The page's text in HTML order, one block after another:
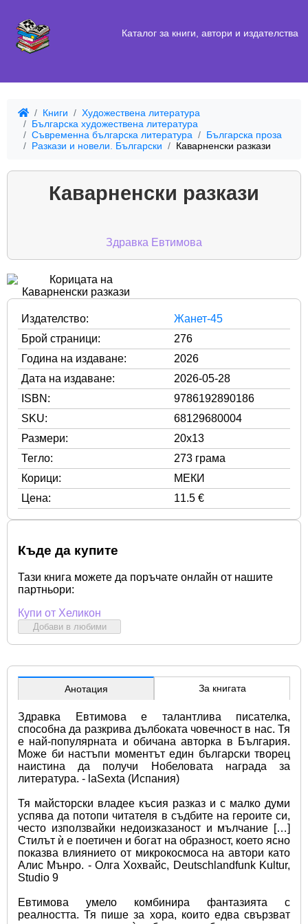
Каталог за книги, автори и издателства
Книги
Художествена литература
Българска художествена литература
Съвременна българска литература
Българска проза
Разкази и новели. Български
Каварненски разкази
Каварненски разкази
Здравка Евтимова
Издателство:
Жанет-45
Брой страници:
276
Година на издаване:
2026
Дата на издаване:
2026-05-28
ISBN:
9786192890186
SKU:
68129680004
Размери:
20x13
Тегло:
273 грама
Корици:
МЕКИ
Цена:
11.5 €
Къде да купите
Тази книга можете да поръчате онлайн от нашите
партньори:
Купи от Хеликон
Добави в любими
Анотация За книгата
Здравка Евтимова е талантлива писателка,
способна да разкрива дълбоката човечност в нас. Тя
е най-популярната и обичана авторка в България.
Може би настъпи моментът един български творец
наистина да получи Нобеловата награда за
литература. - laSexta (Испания)
Тя майсторски владее късия разказ и с малко думи
успява да потопи читателя в съдбите на героите си,
често използвайки недоизказаност и мълчание […]
Стилът ѝ е поетичен и богат на образност, което ясно
показва влиянието от микрокосмоса на автори като
Алис Мънро. - Олга Хохвайс, Deutschlandfunk Kultur,
Studio 9
Евтимова умело комбинира фантазията с
реалността. Тя пише за хора, които едва свързват